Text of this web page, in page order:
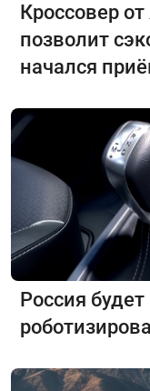
Кроссовер
позволит
начался
Россия